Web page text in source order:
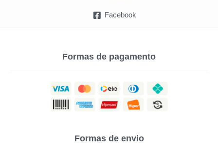
Facebook
Formas de pagamento
Formas de envio